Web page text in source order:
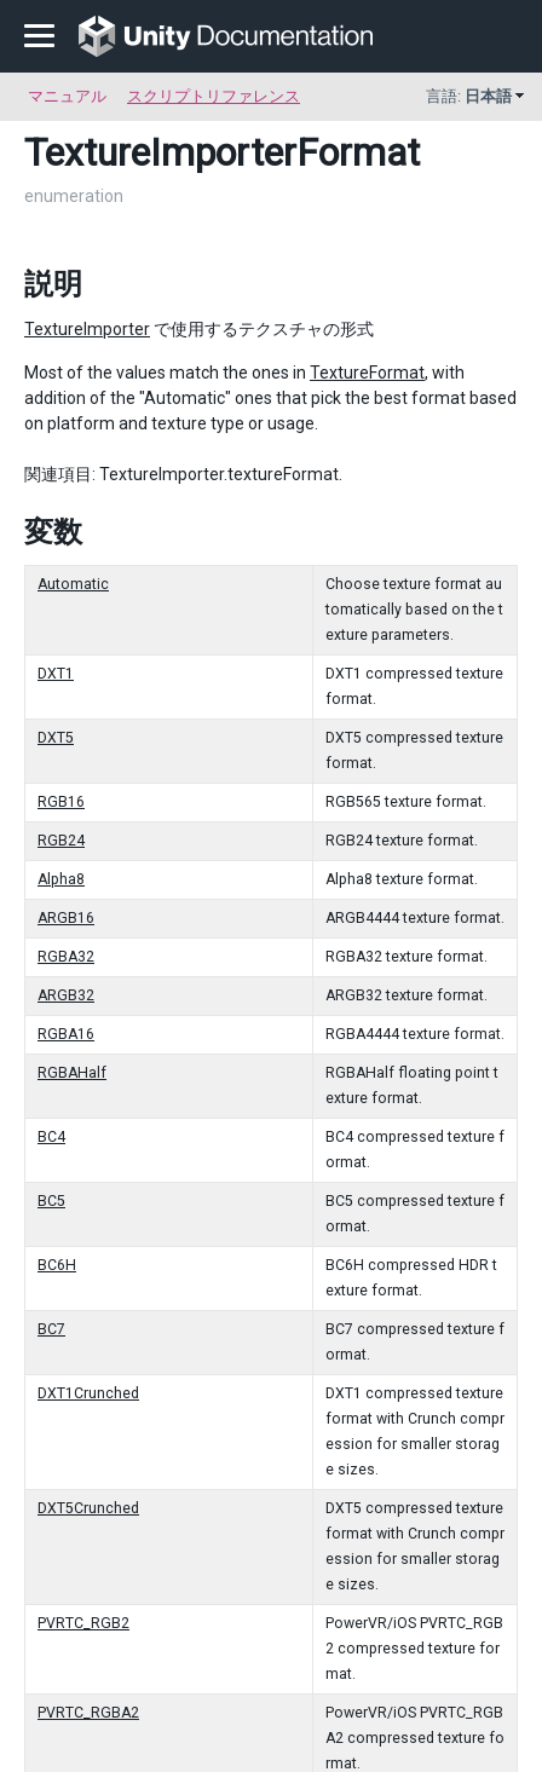
マニュアル スクリプトリファレンス 言語: 日本語
TextureImporterFormat
enumeration
説明
TextureImporter で使用するテクスチャの形式
Most of the values match the ones in TextureFormat, with
addition of the "Automatic" ones that pick the best format based
on platform and texture type or usage.
関連項目: TextureImporter.textureFormat.
変数
Automatic
Choose texture format au
tomatically based on the t
exture parameters.
DXT1
DXT1 compressed texture
format.
DXT5
DXT5 compressed texture
format.
RGB16 RGB565 texture format.
RGB24 RGB24 texture format.
Alpha8 Alpha8 texture format.
ARGB16 ARGB4444 texture format.
RGBA32 RGBA32 texture format.
ARGB32 ARGB32 texture format.
RGBA16 RGBA4444 texture format.
RGBAHalf
RGBAHalf floating point t
exture format.
BC4
BC4 compressed texture f
ormat.
BC5
BC5 compressed texture f
ormat.
BC6H
BC6H compressed HDR t
exture format.
BC7
BC7 compressed texture f
ormat.
DXT1Crunched
DXT1 compressed texture
format with Crunch compr
ession for smaller storag
e sizes.
DXT5Crunched
DXT5 compressed texture
format with Crunch compr
ession for smaller storag
e sizes.
PVRTC_RGB2
PowerVR/iOS PVRTC_RGB
2 compressed texture for
mat.
PVRTC_RGBA2
PowerVR/iOS PVRTC_RGB
A2 compressed texture fo
rmat.